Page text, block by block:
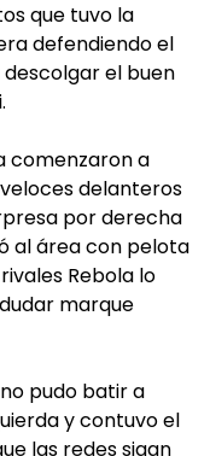
que tuvo la
defendiendo el
el buen
comenzaron a
delanteros
por derecha
al área con pelota
Rebola lo
marque
pudo batir a
y contuvo el
las redes sigan